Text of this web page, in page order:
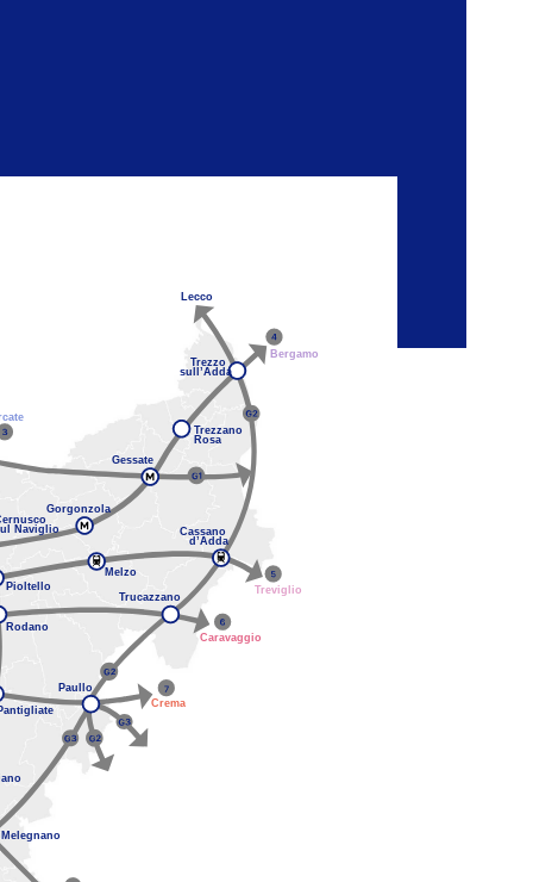
Bergamo
Treviglio
Caravaggio
Crema
Melegnano
Pantigliate
Paullo
Rodano
Pioltello
Naviglio
Gorgonzola
Melzo
Trucazzano
Gessate
Trezzano
Rosa
Trezzo
sull’Adda
Lecco
Cassano
d’Adda